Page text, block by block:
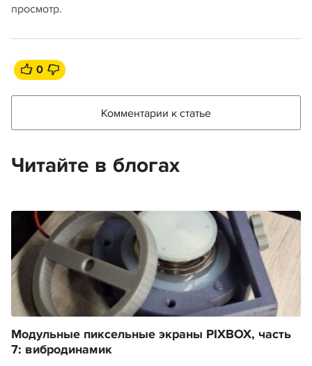
просмотр.
0
Комментарии к статье
Читайте в блогах
Модульные пиксельные экраны PIXBOX, часть
7: вибродинамик